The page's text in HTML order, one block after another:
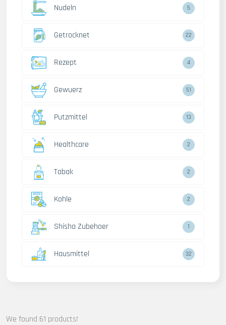
Nudeln 5
Getrocknet 22
Rezept 4
Gewuerz 51
Putzmittel 13
Healthcare 2
Tabak 2
Kohle 2
Shisha Zubehoer 1
Hausmittel 32
We found 61 products!